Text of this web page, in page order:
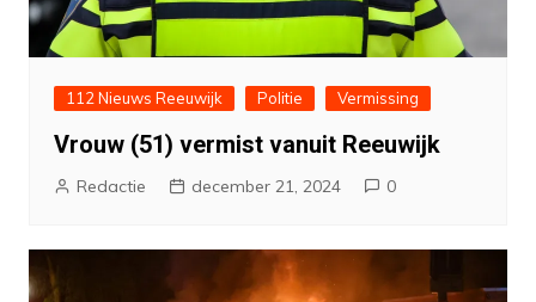
112 Nieuws Reeuwijk Politie Vermissing
Vrouw (51) vermist vanuit Reeuwijk
Redactie december 21, 2024 0